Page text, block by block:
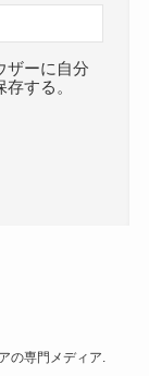
ザーに自分
する。
の専門メディア.